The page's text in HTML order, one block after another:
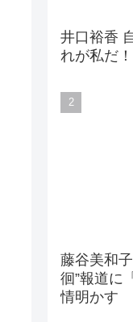
井口裕香
れが私だ
藤谷美和
徊”報道に
情明かす